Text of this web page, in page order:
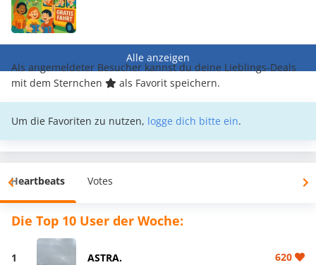
Alle anzeigen
Als angemeldeter Besucher kannst du deine Lieblings-Deals
mit dem Sternchen
als Favorit speichern.
Um die Favoriten zu nutzen, logge dich bitte ein.
Heartbeats Votes
Die Top 10 User der Woche:
1 ASTRA. 620